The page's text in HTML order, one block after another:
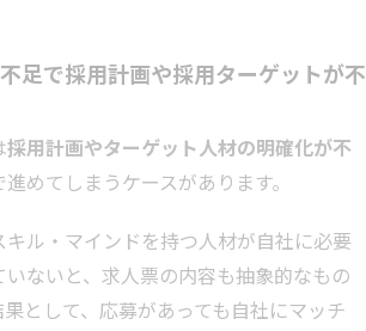
足で採用計画や採用ターゲットが不
採用計画やターゲット人材の明確化が不
めてしまうケースがあります。
ル・マインドを持つ人材が自社に必要
ないと、求人票の内容も抽象的なもの
として、応募があっても自社にマッチ